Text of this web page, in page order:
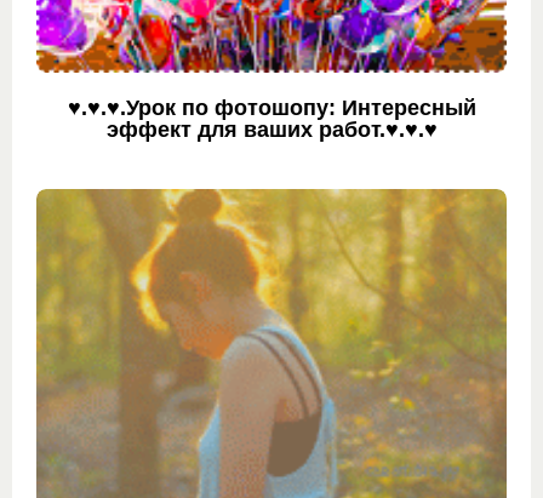
♥.♥.♥.Урок по фотошопу: Интересный
эффект для ваших работ.♥.♥.♥